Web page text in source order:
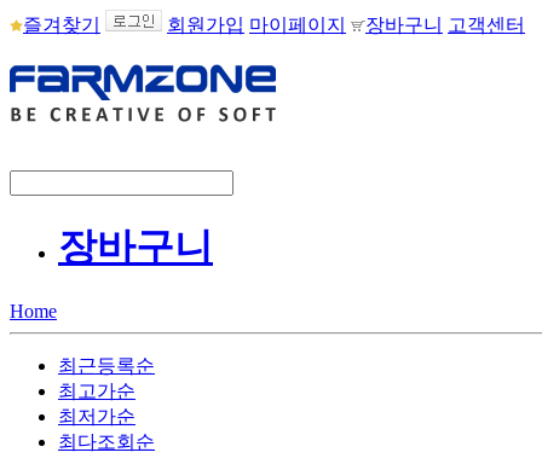
즐겨찾기 회원가입 마이페이지 장바구니 고객센터
장바구니
Home
최근등록순
최고가순
최저가순
최다조회순